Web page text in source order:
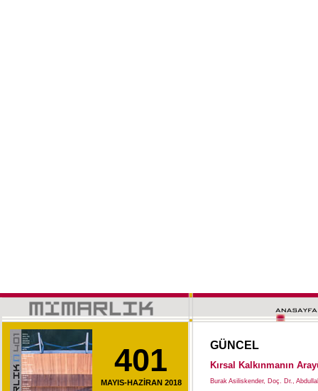
401
MAYIS-HAZİRAN 2018
GÜNCEL
Kırsal Kalkınmanın
Burak Asiliskender, Doç. Dr.,